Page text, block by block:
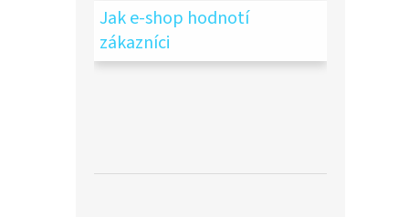
Jak e-shop hodnotí
zákazníci